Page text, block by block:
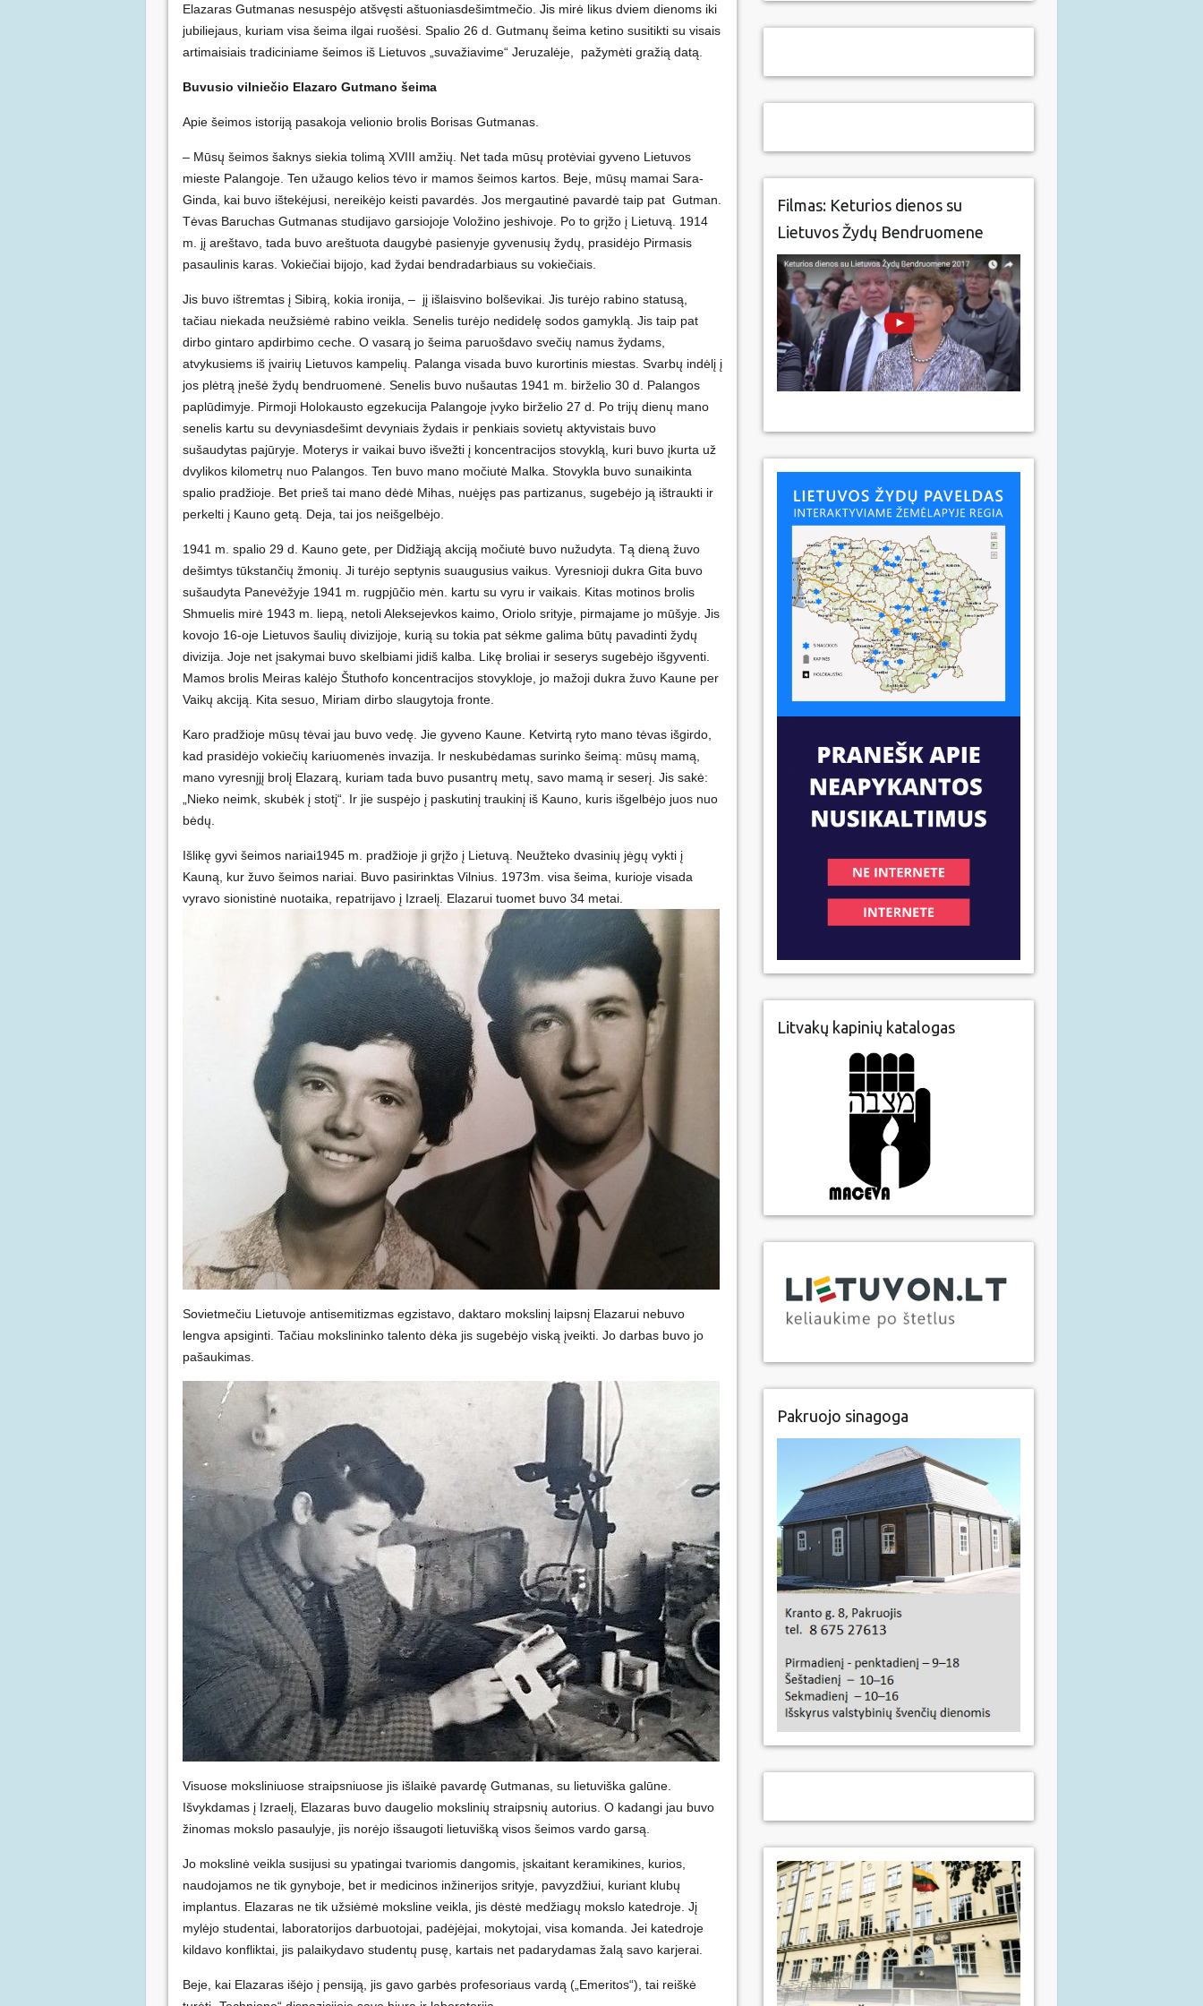
Elazaras Gutmanas nesuspėjo atšvęsti aštuoniasdešimtmečio. Jis mirė likus dviem dienoms iki
jubiliejaus, kuriam visa šeima ilgai ruošėsi. Spalio 26 d. Gutmanų šeima ketino susitikti su visais
artimaisiais tradiciniame šeimos iš Lietuvos „suvažiavime“ Jeruzalėje, pažymėti gražią datą.
Buvusio vilniečio Elazaro Gutmano šeima
Apie šeimos istoriją pasakoja velionio brolis Borisas Gutmanas.
– Mūsų šeimos šaknys siekia tolimą XVIII amžių. Net tada mūsų protėviai gyveno Lietuvos
mieste Palangoje. Ten užaugo kelios tėvo ir mamos šeimos kartos. Beje, mūsų mamai Sara-
Ginda, kai buvo ištekėjusi, nereikėjo keisti pavardės. Jos mergautinė pavardė taip pat Gutman.
Tėvas Baruchas Gutmanas studijavo garsiojoje Voložino jeshivoje. Po to grįžo į Lietuvą. 1914
m. jį areštavo, tada buvo areštuota daugybė pasienyje gyvenusių žydų, prasidėjo Pirmasis
pasaulinis karas. Vokiečiai bijojo, kad žydai bendradarbiaus su vokiečiais.
Jis buvo ištremtas į Sibirą, kokia ironija, – jį išlaisvino bolševikai. Jis turėjo rabino statusą,
tačiau niekada neužsiėmė rabino veikla. Senelis turėjo nedidelę sodos gamyklą. Jis taip pat
dirbo gintaro apdirbimo ceche. O vasarą jo šeima paruošdavo svečių namus žydams,
atvykusiems iš įvairių Lietuvos kampelių. Palanga visada buvo kurortinis miestas. Svarbų indėlį į
jos plėtrą įnešė žydų bendruomenė. Senelis buvo nušautas 1941 m. birželio 30 d. Palangos
paplūdimyje. Pirmoji Holokausto egzekucija Palangoje įvyko birželio 27 d. Po trijų dienų mano
senelis kartu su devyniasdešimt devyniais žydais ir penkiais sovietų aktyvistais buvo
sušaudytas pajūryje. Moterys ir vaikai buvo išvežti į koncentracijos stovyklą, kuri buvo įkurta už
dvylikos kilometrų nuo Palangos. Ten buvo mano močiutė Malka. Stovykla buvo sunaikinta
spalio pradžioje. Bet prieš tai mano dėdė Mihas, nuėjęs pas partizanus, sugebėjo ją ištraukti ir
perkelti į Kauno getą. Deja, tai jos neišgelbėjo.
1941 m. spalio 29 d. Kauno gete, per Didžiąją akciją močiutė buvo nužudyta. Tą dieną žuvo
dešimtys tūkstančių žmonių. Ji turėjo septynis suaugusius vaikus. Vyresnioji dukra Gita buvo
sušaudyta Panevėžyje 1941 m. rugpjūčio mėn. kartu su vyru ir vaikais. Kitas motinos brolis
Shmuelis mirė 1943 m. liepą, netoli Aleksejevkos kaimo, Oriolo srityje, pirmajame jo mūšyje. Jis
kovojo 16-oje Lietuvos šaulių divizijoje, kurią su tokia pat sėkme galima būtų pavadinti žydų
divizija. Joje net įsakymai buvo skelbiami jidiš kalba. Likę broliai ir seserys sugebėjo išgyventi.
Mamos brolis Meiras kalėjo Štuthofo koncentracijos stovykloje, jo mažoji dukra žuvo Kaune per
Vaikų akciją. Kita sesuo, Miriam dirbo slaugytoja fronte.
Karo pradžioje mūsų tėvai jau buvo vedę. Jie gyveno Kaune. Ketvirtą ryto mano tėvas išgirdo,
kad prasidėjo vokiečių kariuomenės invazija. Ir neskubėdamas surinko šeimą: mūsų mamą,
mano vyresnįjį brolį Elazarą, kuriam tada buvo pusantrų metų, savo mamą ir seserį. Jis sakė:
„Nieko neimk, skubėk į stotį“. Ir jie suspėjo į paskutinį traukinį iš Kauno, kuris išgelbėjo juos nuo
bėdų.
Išlikę gyvi šeimos nariai1945 m. pradžioje ji grįžo į Lietuvą. Neužteko dvasinių jėgų vykti į
Kauną, kur žuvo šeimos nariai. Buvo pasirinktas Vilnius. 1973m. visa šeima, kurioje visada
vyravo sionistinė nuotaika, repatrijavo į Izraelį. Elazarui tuomet buvo 34 metai.
Sovietmečiu Lietuvoje antisemitizmas egzistavo, daktaro mokslinį laipsnį Elazarui nebuvo
lengva apsiginti. Tačiau mokslininko talento dėka jis sugebėjo viską įveikti. Jo darbas buvo jo
pašaukimas.
Visuose moksliniuose straipsniuose jis išlaikė pavardę Gutmanas, su lietuviška galūne.
Išvykdamas į Izraelį, Elazaras buvo daugelio mokslinių straipsnių autorius. O kadangi jau buvo
žinomas mokslo pasaulyje, jis norėjo išsaugoti lietuvišką visos šeimos vardo garsą.
Jo mokslinė veikla susijusi su ypatingai tvariomis dangomis, įskaitant keramikines, kurios,
naudojamos ne tik gynyboje, bet ir medicinos inžinerijos srityje, pavyzdžiui, kuriant klubų
implantus. Elazaras ne tik užsiėmė moksline veikla, jis dėstė medžiagų mokslo katedroje. Jį
mylėjo studentai, laboratorijos darbuotojai, padėjėjai, mokytojai, visa komanda. Jei katedroje
kildavo konfliktai, jis palaikydavo studentų pusę, kartais net padarydamas žalą savo karjerai.
Beje, kai Elazaras išėjo į pensiją, jis gavo garbės profesoriaus vardą („Emeritos“), tai reiškė
Filmas: Keturios dienos su
Lietuvos Žydų Bendruomene
Litvakų kapinių katalogas
Pakruojo sinagoga